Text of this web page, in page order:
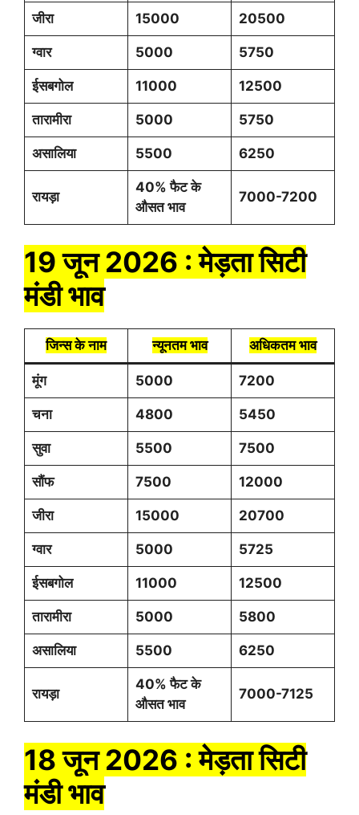
जीरा 15000 20500
ग्वार 5000 5750
ईसबगोल 11000 12500
तारामीरा 5000 5750
असालिया 5500 6250
रायड़ा
40% फैट के
औसत भाव
7000-7200
19 जून 2026 : मेड़ता सिटी
मंडी भाव
जिन्स के नाम न्यूनतम भाव अधिकतम भाव
मूंग 5000 7200
चना 4800 5450
सुवा 5500 7500
सौंफ 7500 12000
जीरा 15000 20700
ग्वार 5000 5725
ईसबगोल 11000 12500
तारामीरा 5000 5800
असालिया 5500 6250
रायड़ा
40% फैट के
औसत भाव
7000-7125
18 जून 2026 : मेड़ता सिटी
मंडी भाव